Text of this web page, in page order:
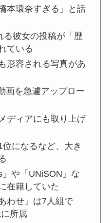
本環奈すぎる」と話
る彼女の投稿が「歴
ている
形容される写真があ
画を急遽アップロー
ディアにも取り上げ
になるなど、大き
や「UNiSON」な
在籍していた
わせ」は7人組で
所属